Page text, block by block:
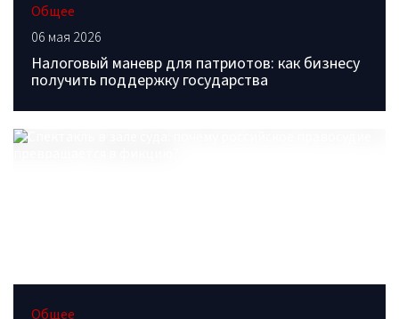
Общее
06 мая 2026
Налоговый маневр для патриотов: как бизнесу
получить поддержку государства
Общее